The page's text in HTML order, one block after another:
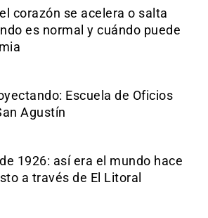
corazón se acelera o salta
es normal y cuándo puede
Escuela de Oficios
Agustín
1926: así era el mundo hace
a través de El Litoral